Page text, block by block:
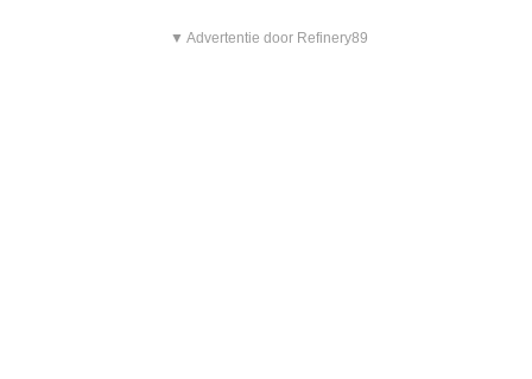
▼ Advertentie door Refinery89